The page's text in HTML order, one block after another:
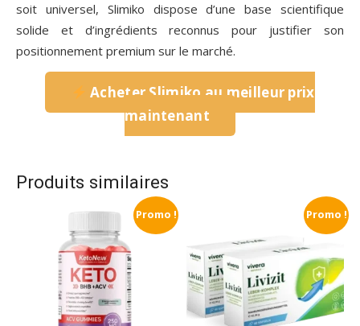
soit universel, Slimiko dispose d’une base scientifique
solide et d’ingrédients reconnus pour justifier son
positionnement premium sur le marché.
Acheter Slimiko au meilleur prix
maintenant
Produits similaires
Promo ! Promo !